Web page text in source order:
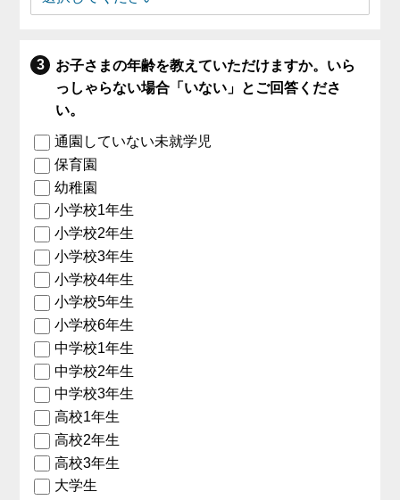
お子さまの年齢を教えていただけますか。いら
っしゃらない場合「いない」とご回答くださ
い。
通園していない未就学児
保育園
幼稚園
小学校1年生
小学校2年生
小学校3年生
小学校4年生
小学校5年生
小学校6年生
中学校1年生
中学校2年生
中学校3年生
高校1年生
高校2年生
高校3年生
大学生